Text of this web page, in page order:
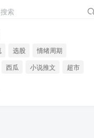
索
选股
情绪周期
西瓜 小说推文
超市
懂的术语有哪些？股票分时水上、水下是什么意思？
详细！何为打板以及打板战法的精髓